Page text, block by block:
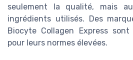
seulement la qualité, mais
ingrédients utilisés. Des
Biocyte Collagen Express
pour leurs normes élevées.